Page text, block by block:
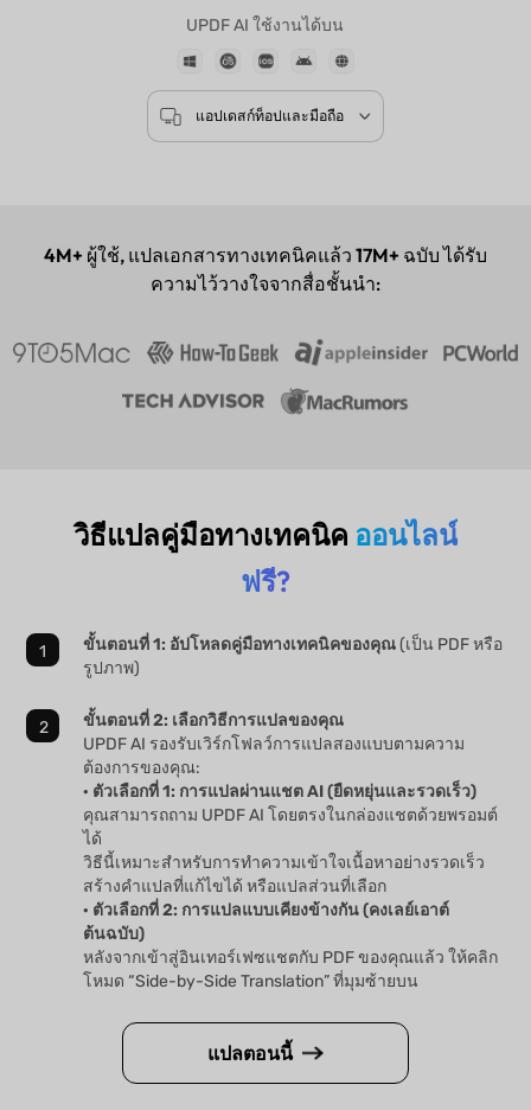
GPT-4.1 |
DeepSeek R1
5000+ รีวิว
4.8
UPDF AI ใช้งานได้บน
4M+ ผู้ใช้, แปลเอกสารทางเทคนิคแล้ว 17M+ ฉบับ ได้รับ
ความไว้วางใจจากสื่อชั้นนำ:
วิธีแปลคู่มือทางเทคนิค ออนไลน์
ฟรี?
ขั้นตอนที่ 1: อัปโหลดคู่มือทางเทคนิคของคุณ(เป็น PDF หรือ
รูปภาพ)
ขั้นตอนที่ 2: เลือกวิธีการแปลของคุณ
UPDF AI รองรับเวิร์กโฟลว์การแปลสองแบบตามความ
ต้องการของคุณ:
· ตัวเลือกที่ 1: การแปลผ่านแชต AI (ยืดหยุ่นและรวดเร็ว)
คุณสามารถถาม UPDF AI โดยตรงในกล่องแชตด้วยพรอมต์
ได้
วิธีนี้เหมาะสำหรับการทำความเข้าใจเนื้อหาอย่างรวดเร็ว
สร้างคำแปลที่แก้ไขได้ หรือแปลส่วนที่เลือก
· ตัวเลือกที่ 2: การแปลแบบเคียงข้างกัน (คงเลย์เอาต์
ต้นฉบับ)
หลังจากเข้าสู่อินเทอร์เฟซแชตกับ PDF ของคุณแล้ว ให้คลิก
โหมด “Side-by-Side Translation” ที่มุมซ้ายบน
แปลตอนนี้